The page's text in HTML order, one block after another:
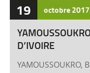
19 octobre2017
D’IVOIRE
YAMOUSSOUKRO,